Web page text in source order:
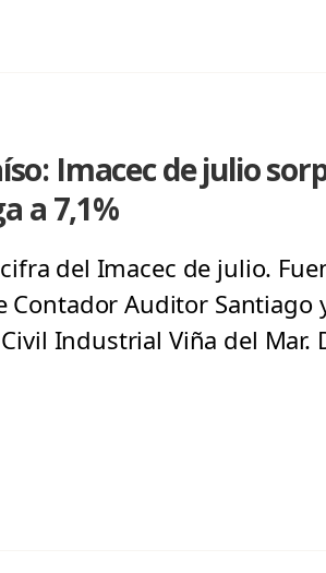
Imacec de julio
a 7,1%
del Imacec de julio.
Contador Auditor
Industrial Viña del Mar.